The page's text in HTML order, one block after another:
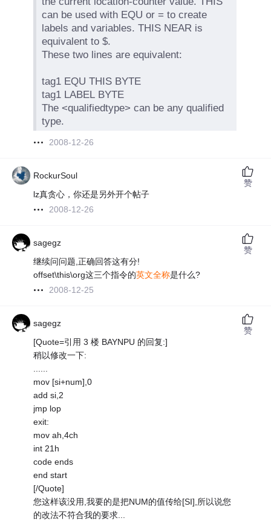
can be used with EQU or = to create
labels and variables. THIS NEAR is
equivalent to $.
These two lines are equivalent:
tag1 EQU THIS BYTE
tag1 LABEL BYTE
The <qualifiedtype> can be any qualified
type.
2008-12-26
RockurSoul
lz真贪心，你还是另外开个帖子
2008-12-26
赞
sagegz
继续问问题,正确回答这有分!
offset\this\org这三个指令的英文全称是什么?
2008-12-25
赞
sagegz
[Quote=引用 3 楼 BAYNPU 的回复:]
稍以修改一下:
......
mov [si+num],0
add si,2
jmp lop
exit:
mov ah,4ch
int 21h
code ends
end start
[/Quote]
您这样该没用,我要的是把NUM的值传给[SI],所以说您
的改法不符合我的要求...
赞